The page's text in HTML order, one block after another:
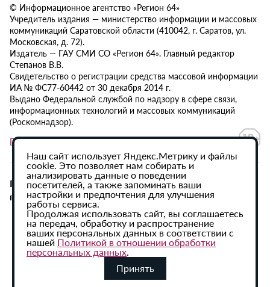
© Информационное агентство «Регион 64»
Учредитель издания — министерство информации и массовых
коммуникаций Саратовской области (410042, г. Саратов, ул.
Московская, д. 72).
Издатель — ГАУ СМИ СО «Регион 64». Главный редактор
Степанов В.В.
Свидетельство о регистрации средства массовой информации
ИА № ФС77-60442 от 30 декабря 2014 г.
Выдано Федеральной службой по надзору в сфере связи,
информационных технологий и массовых коммуникаций
(Роскомнадзор).
Политика в отношении обработки персональных данных
При использовании материалов сайта активная
гиперссылка на ИА «Регион 64» обязательна.
Наш сайт использует Яндекс.Метрику и файлы
cookie. Это позволяет нам собирать и
анализировать данные о поведении
посетителей, а также запоминать ваши
настройки и предпочтения для улучшения
работы сервиса.
Продолжая использовать сайт, вы соглашаетесь
на передач, обработку и распространение
ваших персональных данных в соответствии с
нашей Политикой в отношении обработки
персональных данных.
Принять